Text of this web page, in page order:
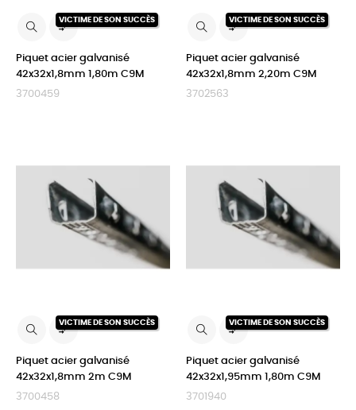
VICTIME DE SON SUCCÈS

Piquet acier galvanisé
42x32x1,8mm 1,80m C9M
3700459
VICTIME DE SON SUCCÈS

Piquet acier galvanisé
42x32x1,8mm 2,20m C9M
3702563
VICTIME DE SON SUCCÈS

Piquet acier galvanisé
42x32x1,8mm 2m C9M
3700458
VICTIME DE SON SUCCÈS

Piquet acier galvanisé
42x32x1,95mm 1,80m C9M
3701940